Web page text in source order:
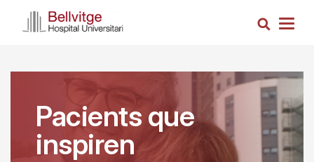
Cerca
Pacients que
inspiren